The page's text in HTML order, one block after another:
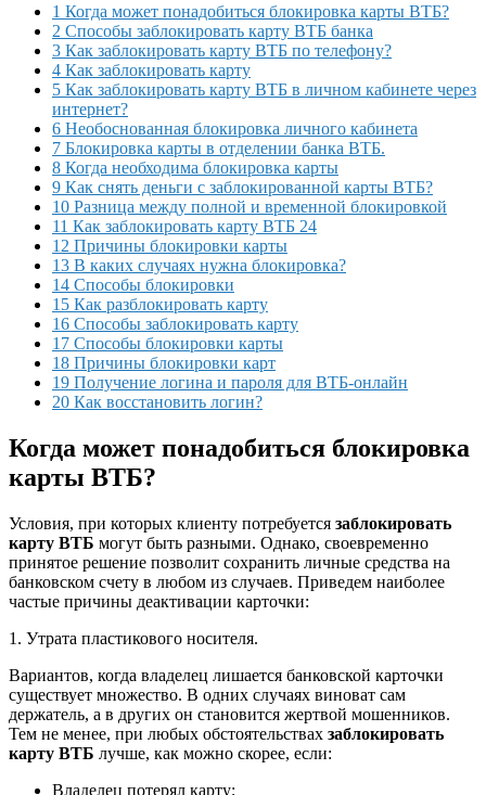
1 Когда может понадобиться блокировка карты ВТБ?
2 Способы заблокировать карту ВТБ банка
3 Как заблокировать карту ВТБ по телефону?
4 Как заблокировать карту
5 Как заблокировать карту ВТБ в личном кабинете через
интернет?
6 Необоснованная блокировка личного кабинета
7 Блокировка карты в отделении банка ВТБ.
8 Когда необходима блокировка карты
9 Как снять деньги с заблокированной карты ВТБ?
10 Разница между полной и временной блокировкой
11 Как заблокировать карту ВТБ 24
12 Причины блокировки карты
13 В каких случаях нужна блокировка?
14 Способы блокировки
15 Как разблокировать карту
16 Способы заблокировать карту
17 Способы блокировки карты
18 Причины блокировки карт
19 Получение логина и пароля для ВТБ-онлайн
20 Как восстановить логин?
Когда может понадобиться блокировка
карты ВТБ?
Условия, при которых клиенту потребуется заблокировать
карту ВТБ могут быть разными. Однако, своевременно
принятое решение позволит сохранить личные средства на
банковском счету в любом из случаев. Приведем наиболее
частые причины деактивации карточки:
1. Утрата пластикового носителя.
Вариантов, когда владелец лишается банковской карточки
существует множество. В одних случаях виноват сам
держатель, а в других он становится жертвой мошенников.
Тем не менее, при любых обстоятельствах заблокировать
карту ВТБ лучше, как можно скорее, если:
Владелец потерял карту;